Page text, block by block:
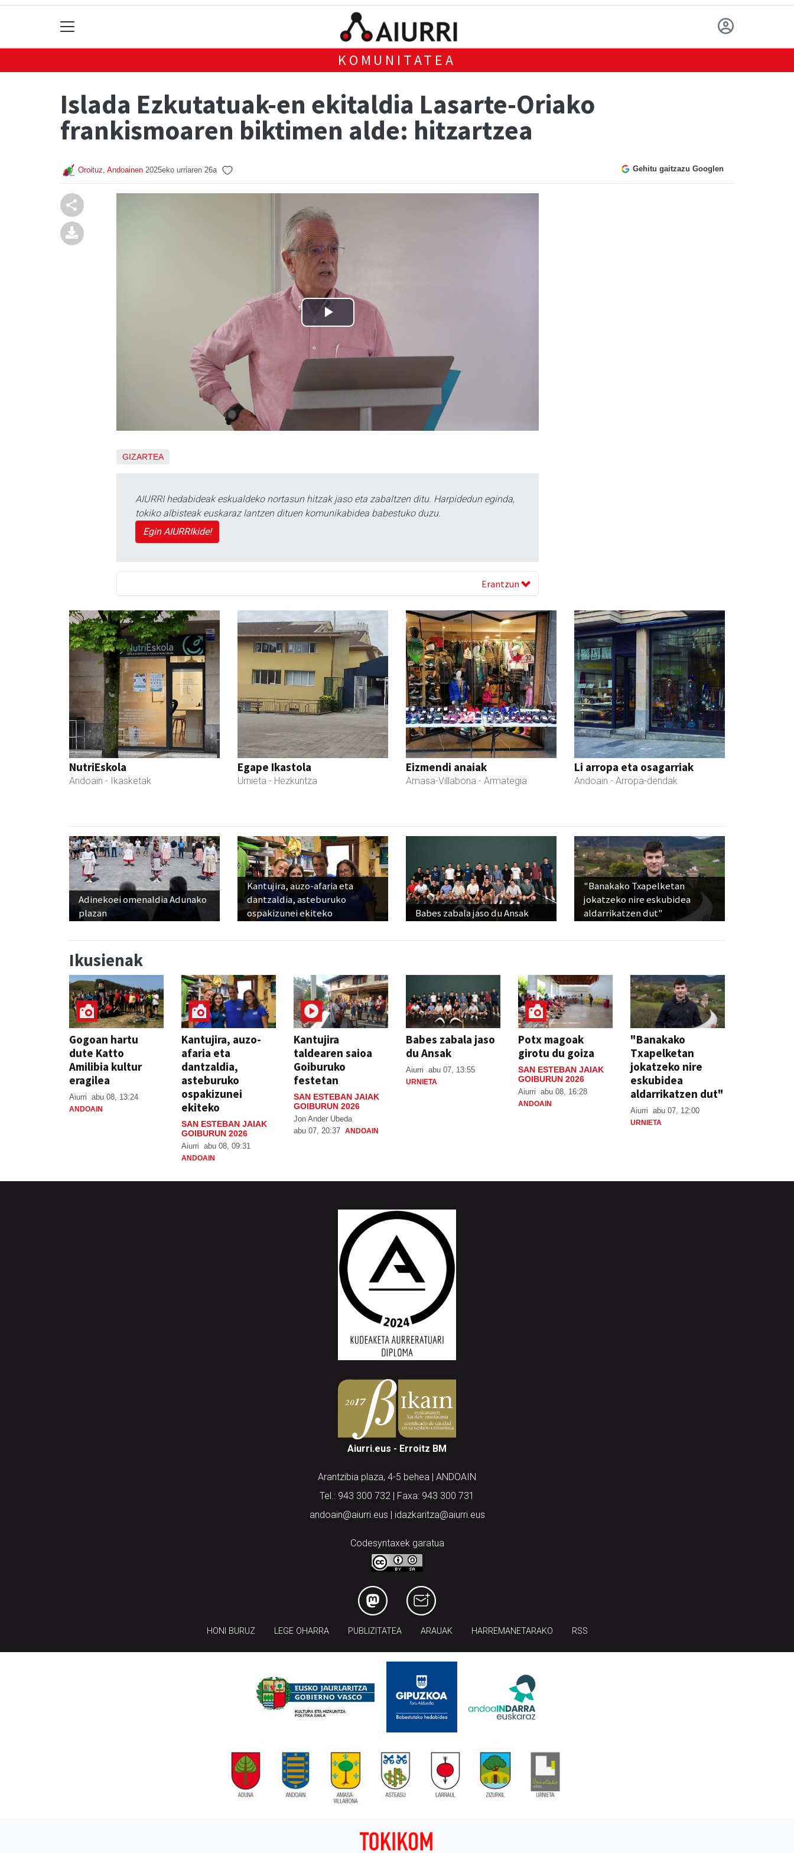
KOMUNITATEA
Islada Ezkutatuak-en ekitaldia Lasarte-Oriako
frankismoaren biktimen alde: hitzartzea
Oroituz, Andoainen 2025eko urriaren 26a Gehitu gaitzazu Googlen
GIZARTEA
AIURRI hedabideak eskualdeko nortasun hitzak jaso eta zabaltzen ditu. Harpidedun eginda,
tokiko albisteak euskaraz lantzen dituen komunikabidea babestuko duzu.
Egin AIURRIkide!
Erantzun
NutriEskola
Andoain - Ikasketak
Egape Ikastola
Urnieta - Hezkuntza
Eizmendi anaiak
Amasa-Villabona - Armategia
Li arropa eta osagarriak
Andoain - Arropa-dendak
Adinekoei omenaldia Adunako
plazan
Kantujira, auzo-afaria eta
dantzaldia, asteburuko
ospakizunei ekiteko
Babes zabala jaso du Ansak
"Banakako Txapelketan
jokatzeko nire eskubidea
aldarrikatzen dut"
Ikusienak
Gogoan hartu
dute Katto
Amilibia kultur
eragilea
Aiurri abu 08, 13:24
ANDOAIN
Kantujira, auzo-
afaria eta
dantzaldia,
asteburuko
ospakizunei
ekiteko
SAN ESTEBAN JAIAK
GOIBURUN 2026
Aiurri abu 08, 09:31
ANDOAIN
Kantujira
taldearen saioa
Goiburuko
festetan
SAN ESTEBAN JAIAK
GOIBURUN 2026
Jon Ander Ubeda
abu 07, 20:37 ANDOAIN
Babes zabala jaso
du Ansak
Aiurri abu 07, 13:55
URNIETA
Potx magoak
girotu du goiza
SAN ESTEBAN JAIAK
GOIBURUN 2026
Aiurri abu 08, 16:28
ANDOAIN
"Banakako
Txapelketan
jokatzeko nire
eskubidea
aldarrikatzen dut"
Aiurri abu 07, 12:00
URNIETA
Aiurri.eus - Erroitz BM
Arantzibia plaza, 4-5 behea | ANDOAIN
Tel.: 943 300 732 | Faxa: 943 300 731
andoain@aiurri.eus | idazkaritza@aiurri.eus
Codesyntaxek garatua
HONI BURUZ LEGE OHARRA PUBLIZITATEA ARAUAK HARREMANETARAKO RSS